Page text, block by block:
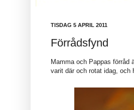
TISDAG 5 APRIL 2011
Förrådsfynd
Mamma och Pappas förråd
varit där och rotat idag, och